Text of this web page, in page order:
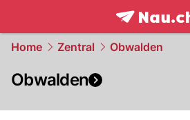
frontpage.
Home Zentral Obwalden
Obwalden